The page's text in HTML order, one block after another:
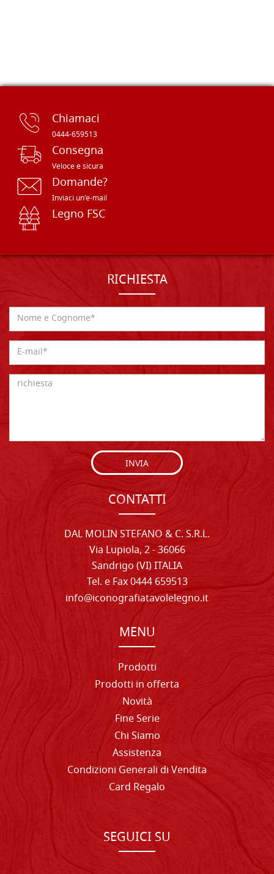
Chiamaci
0444-659513
Consegna
Veloce e sicura
Domande?
Inviaci un'e-mail
Legno FSC
RICHIESTA
INVIA
CONTATTI
DAL MOLIN STEFANO & C. S.R.L.
Via Lupiola, 2 - 36066
Sandrigo (VI) ITALIA
Tel. e Fax 0444 659513
info@iconografiatavolelegno.it
MENU
Prodotti
Prodotti in offerta
Novità
Fine Serie
Chi Siamo
Assistenza
Condizioni Generali di Vendita
Card Regalo
SEGUICI SU